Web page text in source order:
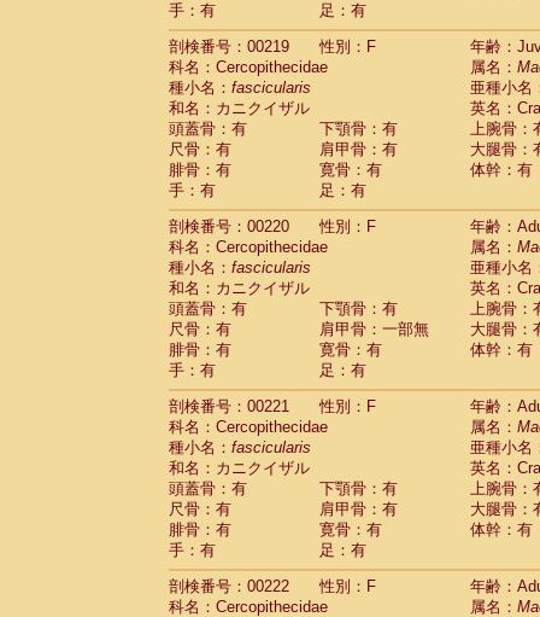
手：有
足：有
剖検番号：00219
性別：F
年齢：
科名：Cercopithecidae
属名：
種小名： fascicularis
亜種小名
和名：カニクイザル
英名：
頭蓋骨：有
下顎骨：有
上腕骨：
尺骨：有
肩甲骨：有
大腿骨：
腓骨：有
寛骨：有
体幹：有
手：有
足：有
剖検番号：00220
性別：F
年齢：
科名：Cercopithecidae
属名：
種小名： fascicularis
亜種小名
和名：カニクイザル
英名：
頭蓋骨：有
下顎骨：有
上腕骨：
尺骨：有
肩甲骨：一部無
大腿骨：
腓骨：有
寛骨：有
体幹：有
手：有
足：有
剖検番号：00221
性別：F
年齢：
科名：Cercopithecidae
属名：
種小名： fascicularis
亜種小名
和名：カニクイザル
英名：
頭蓋骨：有
下顎骨：有
上腕骨：
尺骨：有
肩甲骨：有
大腿骨：
腓骨：有
寛骨：有
体幹：有
手：有
足：有
剖検番号：00222
性別：F
年齢：
科名：Cercopithecidae
属名：